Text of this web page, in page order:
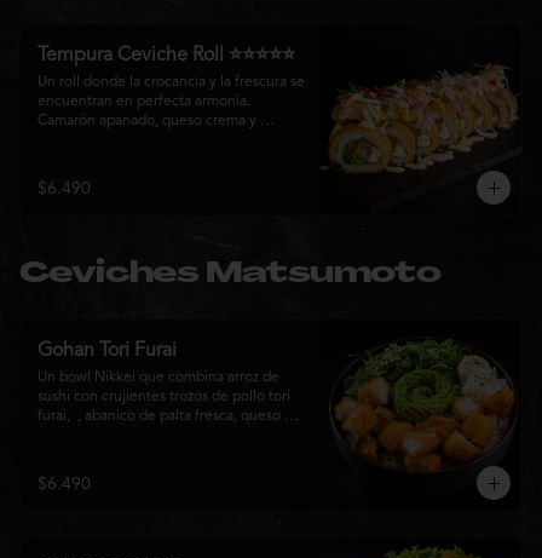
Tempura Ceviche Roll ⭐⭐⭐⭐⭐
Un roll donde la crocancia y la frescura se
encuentran en perfecta armonía.
Camarón apanado, queso crema y
corona con salmón y pescado blanco en
tempura, cebolla morada, una sedosa
logrando una experiencia intensa,
equilibrada y auténticamente nikkei.
$6.490
Ceviches Matsumoto
Gohan Tori Furai
Un bowl Nikkei que combina arroz de
sushi con crujientes trozos de pollo tori
furai,  , abanico de palta fresca, queso
sabores que equilibra lo crocante, lo
fresco y lo cremoso en cada bocado.
$6.490